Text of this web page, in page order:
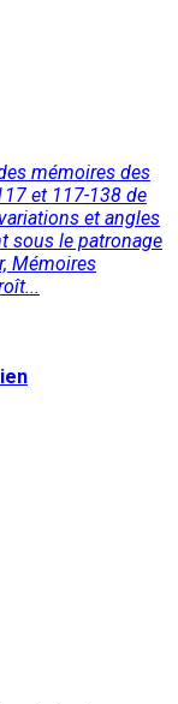
mémoires des
et 117-138 de
et angles
sous le patronage
Mémoires